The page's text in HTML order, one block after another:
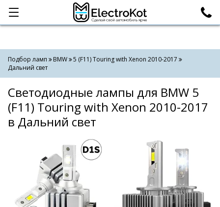
Категории Поиск
Подбор ламп BMW
5 (F11) Touring with Xenon 2010-2017
Дальний свет
Светодиодные лампы для BMW 5
(F11) Touring with Xenon 2010-2017
в Дальний свет